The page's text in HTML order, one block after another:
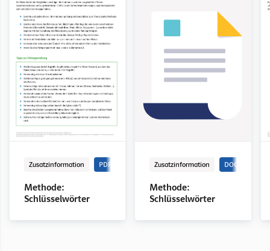
Zusatzinformation PDF
Methode:
Schlüsselwörter
Zusatzinformation DOCX
Methode:
Schlüsselwörter